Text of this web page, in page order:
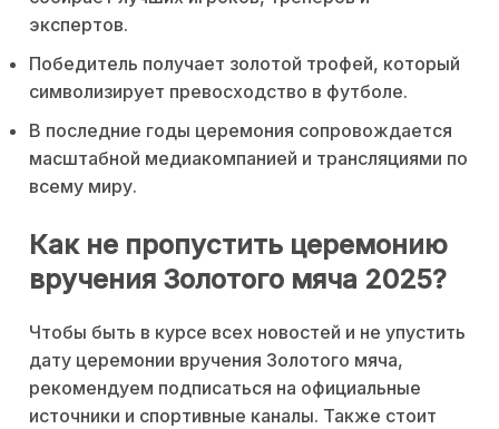
экспертов.
Победитель получает золотой трофей, который
символизирует превосходство в футболе.
В последние годы церемония сопровождается
масштабной медиакомпанией и трансляциями по
всему миру.
Как не пропустить церемонию
вручения Золотого мяча 2025?
Чтобы быть в курсе всех новостей и не упустить
дату церемонии вручения Золотого мяча,
рекомендуем подписаться на официальные
источники и спортивные каналы. Также стоит